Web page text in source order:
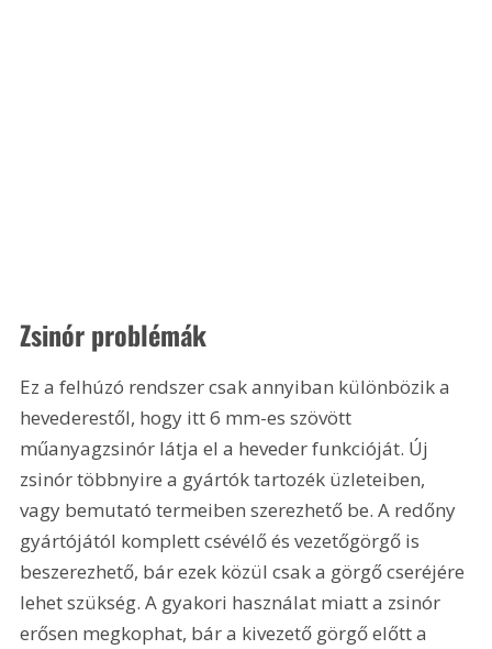
Zsinór problémák
Ez a felhúzó rendszer csak annyiban különbözik a
hevederestől, hogy itt 6 mm-es szövött
műanyagzsinór látja el a heveder funkcióját. Új
zsinór többnyire a gyártók tartozék üzleteiben,
vagy bemutató termeiben szerezhető be. A redőny
gyártójától komplett csévélő és vezetőgörgő is
beszerezhető, bár ezek közül csak a görgő cseréjére
lehet szükség. A gyakori használat miatt a zsinór
erősen megkophat, bár a kivezető görgő előtt a